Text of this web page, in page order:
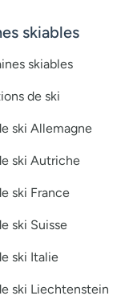
skiables
skiables
de ski
ski Allemagne
ski Autriche
ski France
ski Suisse
ski Italie
ski Liechtenstein